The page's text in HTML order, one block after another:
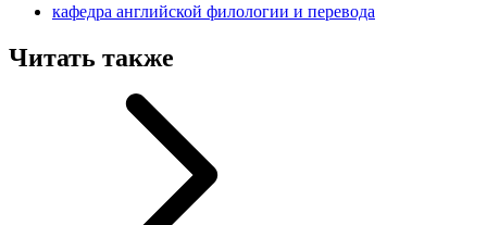
кафедра английской филологии и перевода
Читать также